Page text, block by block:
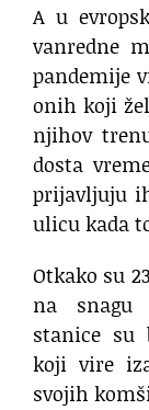
A u
vanredne
pandemije
onih koji
njihov
dosta
prijavljuju
ulicu kada
Otkako su
na snagu
stanice su
koji vire
svojih